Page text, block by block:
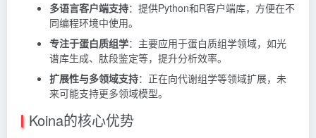
多语言客户端支持：提供Python和R客户端库，方便在不
同编程环境中使用。
专注于蛋白质组学：主要应用于蛋白质组学领域，如光
谱库生成、肽段鉴定等，提升分析效率。
扩展性与多领域支持：正在向代谢组学等领域扩展，未
来可能支持更多领域模型。
Koina的核心优势